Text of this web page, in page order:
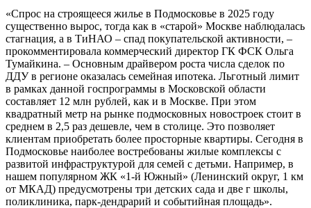
«Спрос на строящееся жилье в Подмосковье в 2025 году
существенно вырос, тогда как в «старой» Москве наблюдалась
стагнация, а в ТиНАО – спад покупательской активности, –
прокомментировала коммерческий директор ГК ФСК Ольга
Тумайкина. – Основным драйвером роста числа сделок по
ДДУ в регионе оказалась семейная ипотека. Льготный лимит
в рамках данной госпрограммы в Московской области
составляет 12 млн рублей, как и в Москве. При этом
квадратный метр на рынке подмосковных новостроек стоит в
среднем в 2,5 раз дешевле, чем в столице. Это позволяет
клиентам приобретать более просторные квартиры. Сегодня в
Подмосковье наиболее востребованы жилые комплексы с
развитой инфраструктурой для семей с детьми. Например, в
нашем популярном ЖК «1-й Южный» (Ленинский округ, 1 км
от МКАД) предусмотрены три детских сада и две г школы,
поликлиника, парк-дендрарий и событийная площадь».